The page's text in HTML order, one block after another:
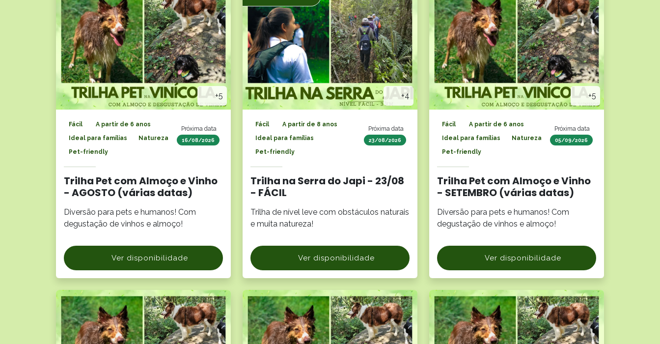
+5
Próxima data
16/08/2026
Fácil
A partir de 6 anos
Ideal para famílias
Natureza
Pet-friendly
Trilha Pet com Almoço e Vinho
- AGOSTO (várias datas)
Diversão para pets e humanos! Com
degustação de vinhos e almoço!
Ver disponibilidade
+4
Próxima data
23/08/2026
Fácil
A partir de 8 anos
Ideal para famílias
Pet-friendly
Trilha na Serra do Japi - 23/08
- FÁCIL
Trilha de nível leve com obstáculos naturais
e muita natureza!
Ver disponibilidade
+5
Próxima data
05/09/2026
Fácil
A partir de 6 anos
Ideal para famílias
Natureza
Pet-friendly
Trilha Pet com Almoço e Vinho
- SETEMBRO (várias datas)
Diversão para pets e humanos! Com
degustação de vinhos e almoço!
Ver disponibilidade